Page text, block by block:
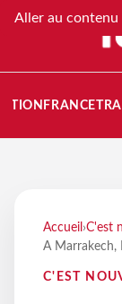
Aller au contenu
FRANCE
Accueil ›C'est
A Marrakech,
C'EST